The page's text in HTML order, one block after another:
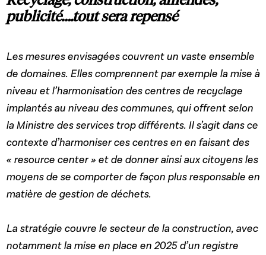
publicité….tout sera repensé
Les mesures envisagées couvrent un vaste ensemble
de domaines. Elles comprennent par exemple la mise à
niveau et l’harmonisation des centres de recyclage
implantés au niveau des communes, qui offrent selon
la Ministre des services trop différents. Il s’agit dans ce
contexte d’harmoniser ces centres en en faisant des
« resource center » et de donner ainsi aux citoyens les
moyens de se comporter de façon plus responsable en
matière de gestion de déchets.
La stratégie couvre le secteur de la construction, avec
notamment la mise en place en 2025 d’un registre